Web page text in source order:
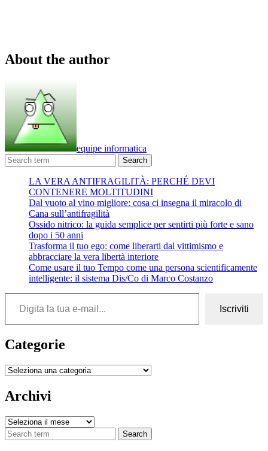
About the author
equipe informatica
Search
LA VERA ANTIFRAGILITÀ: PERCHÉ DEVI
CONTENERE MOLTITUDINI
Dal vuoto al vino migliore: cosa ci insegna il miracolo di
Cana sull’antifragilità
Ossido nitrico: la guida semplice per sentirti più forte e sano
dopo i 50 anni
Trasforma il tuo ego: come liberarti dal vittimismo e
abbracciare la vera libertà interiore
Come usare il tuo Tempo come una persona scientificamente
intelligente: il sistema Dis/Co di Marco Costanzo
Digita la tua e-mail...
Iscriviti
Categorie
Categorie
Archivi
Archivi
Search